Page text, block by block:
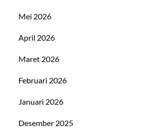
Mei 2026
April 2026
Maret 2026
Februari 2026
Januari 2026
Desember 2025